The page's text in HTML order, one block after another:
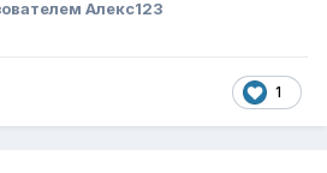
Алекс123
1